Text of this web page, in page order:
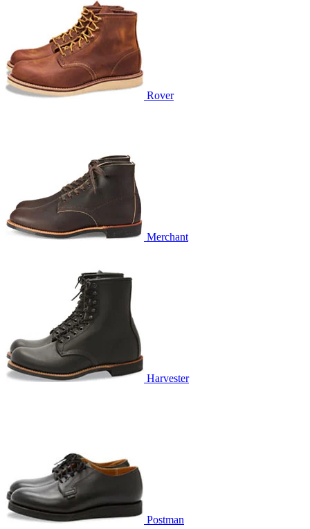
Rover
Merchant
Harvester
Postman